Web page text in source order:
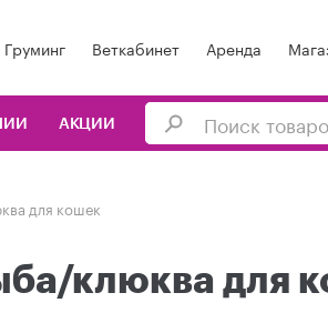
Груминг Веткабинет Аренда
АКЦИИ
для кошек
клюква для